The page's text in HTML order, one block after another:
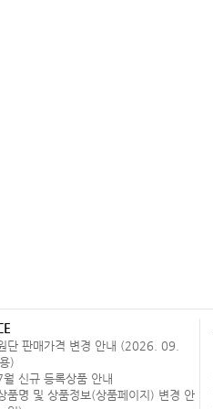
단 판매가격 변경 안내 (2026. 09.
)
신규 등록상품 안내
품명 및 상품정보(상품페이지) 변경 안